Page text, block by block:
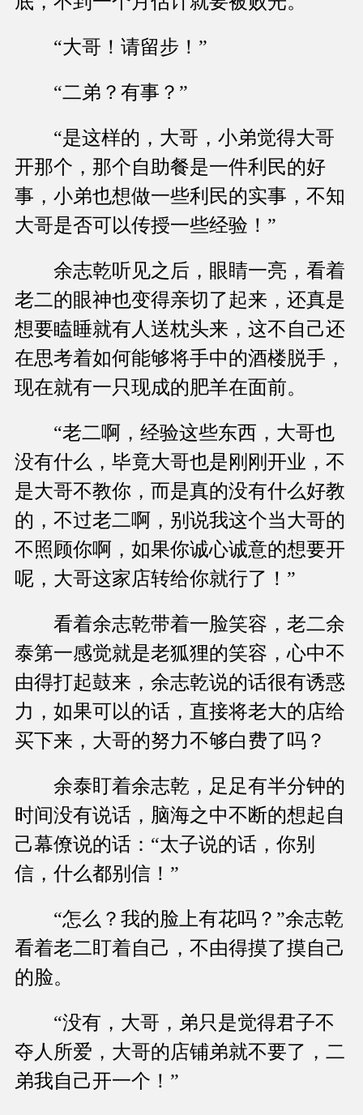
“大哥！请留步！”
“二弟？有事？”
“是这样的，大哥，小弟觉得大哥
开那个，那个自助餐是一件利民的好
事，小弟也想做一些利民的实事，不知
大哥是否可以传授一些经验！”
余志乾听见之后，眼睛一亮，看着
老二的眼神也变得亲切了起来，还真是
想要瞌睡就有人送枕头来，这不自己还
在思考着如何能够将手中的酒楼脱手，
现在就有一只现成的肥羊在面前。
“老二啊，经验这些东西，大哥也
没有什么，毕竟大哥也是刚刚开业，不
是大哥不教你，而是真的没有什么好教
的，不过老二啊，别说我这个当大哥的
不照顾你啊，如果你诚心诚意的想要开
呢，大哥这家店转给你就行了！”
看着余志乾带着一脸笑容，老二余
泰第一感觉就是老狐狸的笑容，心中不
由得打起鼓来，余志乾说的话很有诱惑
力，如果可以的话，直接将老大的店给
买下来，大哥的努力不够白费了吗？
余泰盯着余志乾，足足有半分钟的
时间没有说话，脑海之中不断的想起自
己幕僚说的话：“太子说的话，你别
信，什么都别信！”
“怎么？我的脸上有花吗？”余志乾
看着老二盯着自己，不由得摸了摸自己
的脸。
“没有，大哥，弟只是觉得君子不
夺人所爱，大哥的店铺弟就不要了，二
弟我自己开一个！”